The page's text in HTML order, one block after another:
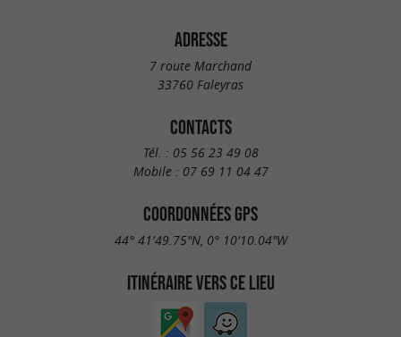
ADRESSE
7 route Marchand
33760 Faleyras
CONTACTS
Tél. : 05 56 23 49 08
Mobile : 07 69 11 04 47
COORDONNÉES GPS
44° 41'49.75"N, 0° 10'10.04"W
ITINÉRAIRE VERS CE LIEU